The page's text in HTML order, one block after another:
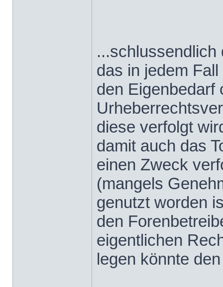
das in jedem
den Eigenbedarf
diese verfolgt
damit auch das
einen Zweck
(mangels
genutzt worden
den
eigentlichen
legen könnte